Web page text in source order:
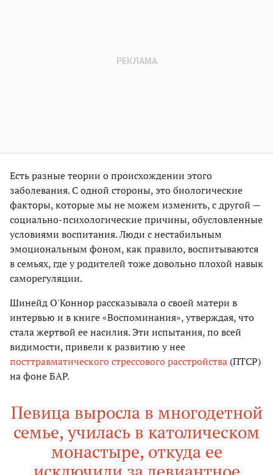
Есть разные теории о происхождении этого
заболевания. С одной стороны, это биологические
факторы, которые мы не можем изменить, с другой —
социально-психологические причины, обусловленные
условиями воспитания. Люди с нестабильным
эмоциональным фоном, как правило, воспитываются
в семьях, где у родителей тоже довольно плохой навык
саморегуляции.
Шинейд О'Коннор рассказывала о своей матери в
интервью и в книге «Воспоминания», утверждая, что
стала жертвой ее насилия. Эти испытания, по всей
видимости, привели к развитию у нее
посттравматического стрессового расстройства (ПТСР)
на фоне БАР.
Певица выросла в многодетной
семье, училась в католическом
монастыре, откуда ее